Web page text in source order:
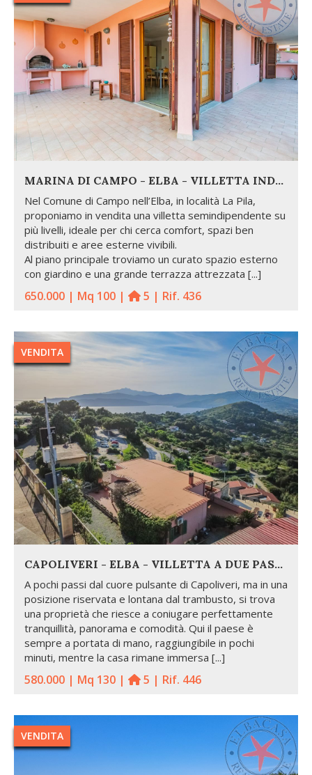
MARINA DI CAMPO - ELBA - VILLETTA INDIPENDENTE
Nel Comune di Campo nell’Elba, in località La Pila,
proponiamo in vendita una villetta semindipendente su
più livelli, ideale per chi cerca comfort, spazi ben
distribuiti e aree esterne vivibili.
Al piano principale troviamo un curato spazio esterno
con giardino e una grande terrazza attrezzata [...]
650.000 | Mq 100 | 5 | Rif. 436
VENDITA
CAPOLIVERI - ELBA - VILLETTA A DUE PASSI DAL CENTRO STORICO
A pochi passi dal cuore pulsante di Capoliveri, ma in una
posizione riservata e lontana dal trambusto, si trova
una proprietà che riesce a coniugare perfettamente
tranquillità, panorama e comodità. Qui il paese è
sempre a portata di mano, raggiungibile in pochi
minuti, mentre la casa rimane immersa [...]
580.000 | Mq 130 | 5 | Rif. 446
VENDITA